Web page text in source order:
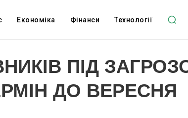
Економіка Фінанси Технології
ПІД
ДО ВЕРЕСНЯ